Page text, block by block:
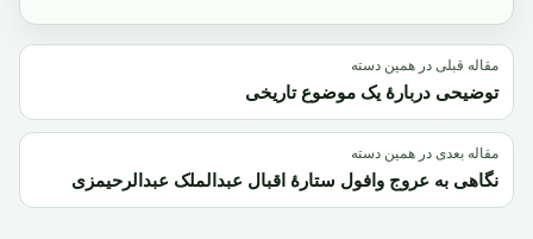
مقاله قبلی در همین دسته
توضیحی دربارۀ یک موضوع تاریخی
مقاله بعدی در همین دسته
نگاهی به عروج وافول ستارۀ اقبال عبدالملک عبدالرحیمزی